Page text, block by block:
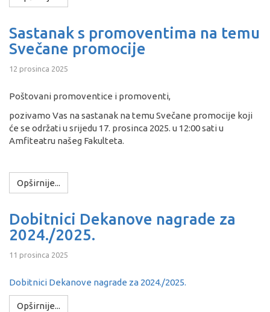
Sastanak s promoventima na temu
Svečane promocije
12 prosinca 2025
Poštovani promoventice i promoventi,
pozivamo Vas na sastanak na temu Svečane promocije koji
će se održati u srijedu 17. prosinca 2025. u 12:00 sati u
Amfiteatru našeg Fakulteta.
Opširnije...
Dobitnici Dekanove nagrade za
2024./2025.
11 prosinca 2025
Dobitnici Dekanove nagrade za 2024./2025.
Opširnije...